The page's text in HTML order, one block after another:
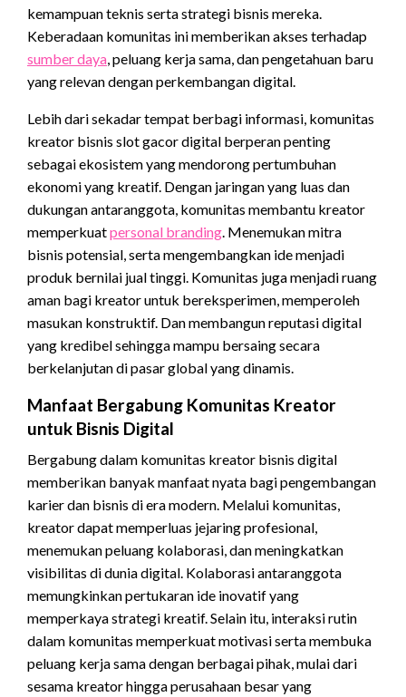
kemampuan teknis serta strategi bisnis mereka.
Keberadaan komunitas ini memberikan akses terhadap
sumber daya , peluang kerja sama, dan pengetahuan baru
yang relevan dengan perkembangan digital.
Lebih dari sekadar tempat berbagi informasi, komunitas
kreator bisnis slotgacordigital berperan penting
sebagai ekosistem yang mendorong pertumbuhan
ekonomi yang kreatif. Dengan jaringan yang luas dan
dukungan antaranggota, komunitas membantu kreator
memperkuatpersonal branding . Menemukan mitra
bisnis potensial, serta mengembangkan ide menjadi
produk bernilai jual tinggi. Komunitas juga menjadi ruang
aman bagi kreator untuk bereksperimen, memperoleh
masukan konstruktif. Dan membangun reputasi digital
yang kredibel sehingga mampu bersaing secara
berkelanjutan di pasar global yang dinamis.
Manfaat Bergabung Komunitas Kreator
untuk Bisnis Digital
Bergabung dalam komunitas kreator bisnis digital
memberikan banyak manfaat nyata bagi pengembangan
karier dan bisnis di era modern. Melalui komunitas,
kreator dapat memperluas jejaring profesional,
menemukan peluang kolaborasi, dan meningkatkan
visibilitas di dunia digital. Kolaborasi antaranggota
memungkinkan pertukaran ide inovatif yang
memperkaya strategi kreatif. Selain itu, interaksi rutin
dalam komunitas memperkuat motivasi serta membuka
peluang kerja sama dengan berbagai pihak, mulai dari
sesama kreator hingga perusahaan besar yang